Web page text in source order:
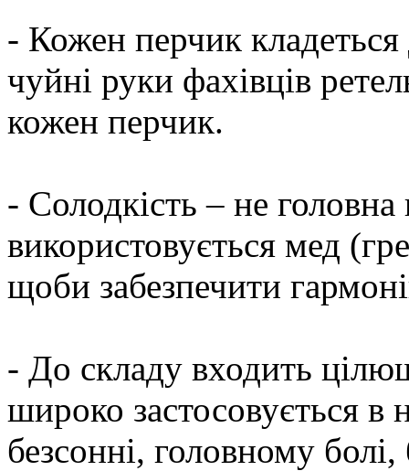
- Кожен перчик
чуйні руки фахівців
кожен перчик.
- Солодкість – не
використовується мед
щоби забезпечити
- До складу входить
широко застосовується в
безсонні, головному